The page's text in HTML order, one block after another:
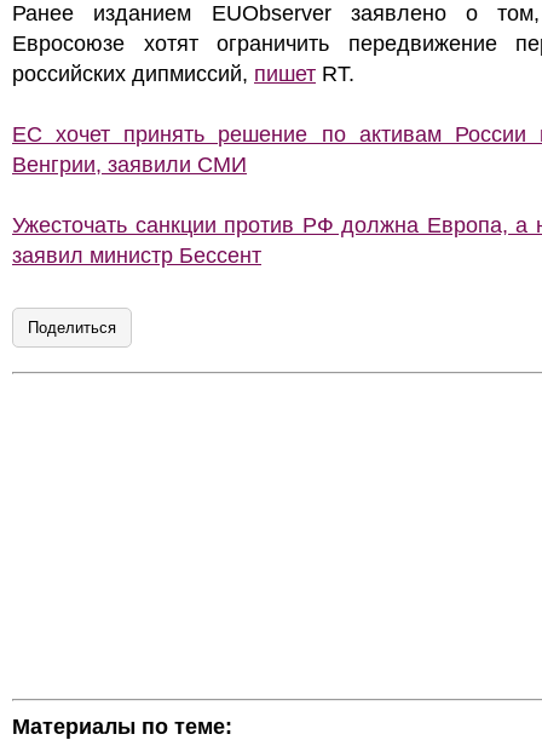
Ранее изданием EUObserver заявлено о
Евросоюзе хотят ограничить передвижение
российских дипмиссий, пишет RT.
ЕС хочет принять решение по активам России
Венгрии, заявили СМИ
Ужесточать санкции против РФ должна Европа,
заявил министр Бессент
Поделиться
Материалы по теме: